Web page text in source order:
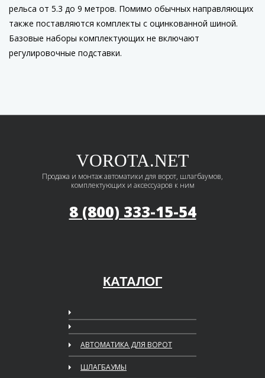
рельса от 5.3 до 9 метров. Помимо обычных направляющих
также поставляются комплекты с оцинкованной шиной.
Базовые наборы комплектующих не включают
регулировочные подставки.
VOROTA.NET
Продажа и монтаж автоматики для ворот, шлагбаумов,
комплектующих и аксессуаров к ним
8 (800) 333-15-54
КАТАЛОГ
АВТОМАТИКА ДЛЯ ВОРОТ
ШЛАГБАУМЫ